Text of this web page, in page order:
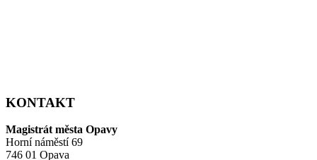
KONTAKT
Magistrát města Opavy
Horní náměstí 69
746 01 Opava